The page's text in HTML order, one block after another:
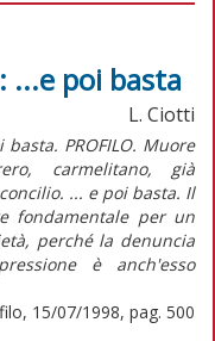
...e poi basta
L. Ciotti
basta. PROFILO. Muore
carmelitano, già
... e poi basta. Il
fondamentale per un
perché la denuncia
è anch'esso
15/07/1998, pag. 500